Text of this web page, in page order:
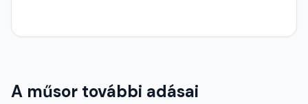
A műsor további adásai